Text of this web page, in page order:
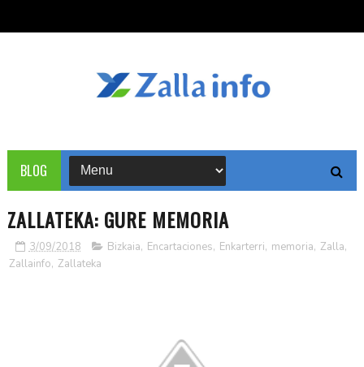
BLOG
ZALLATEKA: GURE MEMORIA
3/09/2018 Bizkaia, Encartaciones, Enkarterri, memoria, Zalla,
Zallainfo, Zallateka